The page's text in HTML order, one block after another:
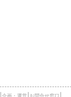
企画・運営 お問合せ窓口